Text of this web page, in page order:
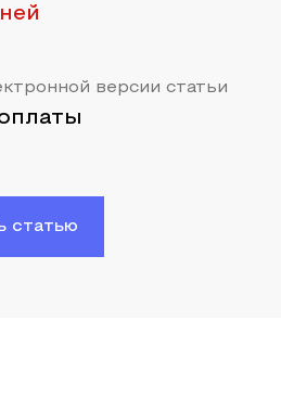
версии статьи
статью